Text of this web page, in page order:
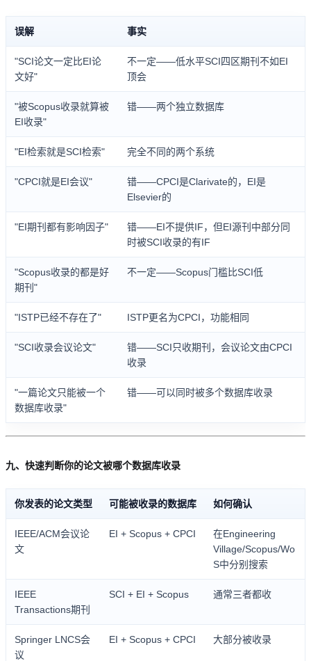
误解 事实
"SCI论文一定比EI论
文好"
不一定——低水平SCI四区期刊不如EI
顶会
"被Scopus收录就算被
EI收录"
错——两个独立数据库
"EI检索就是SCI检索" 完全不同的两个系统
"CPCI就是EI会议"
错——CPCI是Clarivate的，EI是
Elsevier的
"EI期刊都有影响因子"
错——EI不提供IF，但EI源刊中部分同
时被SCI收录的有IF
"Scopus收录的都是好
期刊"
不一定——Scopus门槛比SCI低
"ISTP已经不存在了" ISTP更名为CPCI，功能相同
"SCI收录会议论文"
错——SCI只收期刊，会议论文由CPCI
收录
"一篇论文只能被一个
数据库收录"
错——可以同时被多个数据库收录
九、快速判断你的论文被哪个数据库收录
你发表的论文类型 可能被收录的数据库 如何确认
IEEE/ACM会议论
文
EI + Scopus + CPCI
在Engineering
Village/Scopus/Wo
S中分别搜索
IEEE
Transactions期刊
SCI + EI + Scopus 通常三者都收
Springer LNCS会
议
EI + Scopus + CPCI 大部分被收录